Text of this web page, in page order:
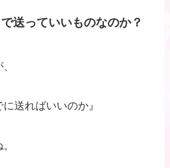
送っていいものなのか？
に送ればいいのか』